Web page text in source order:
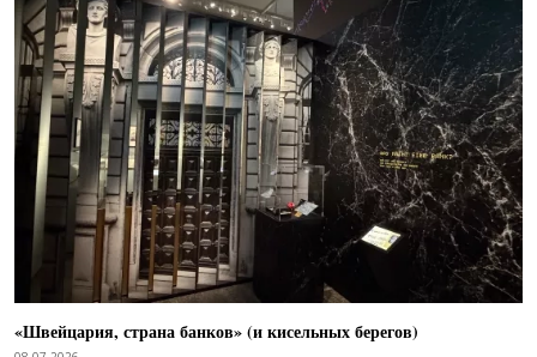
«Швейцария, страна банков» (и кисельных берегов)